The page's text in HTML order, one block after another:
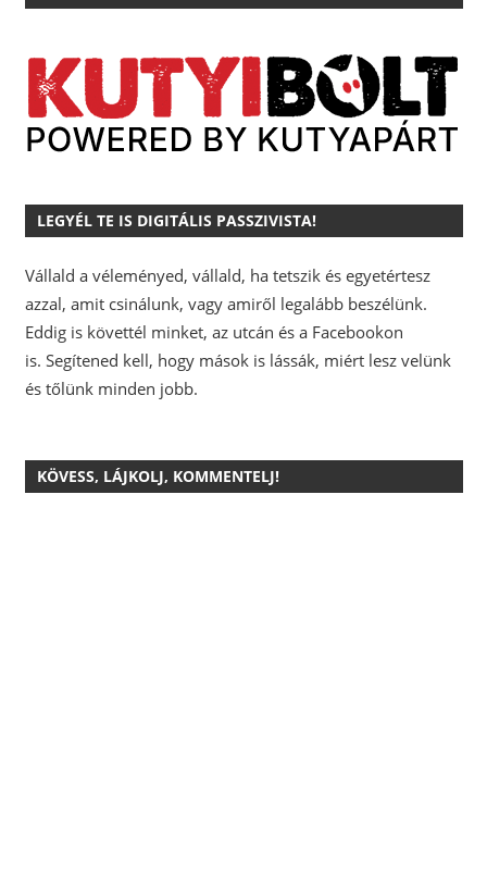
LEGYÉL TE IS DIGITÁLIS PASSZIVISTA!
Vállald a véleményed, vállald, ha tetszik és egyetértesz
azzal, amit csinálunk, vagy amiről legalább beszélünk.
Eddig is követtél minket, az utcán és a Facebookon
is. Segítened kell, hogy mások is lássák, miért lesz velünk
és tőlünk minden jobb.
KÖVESS, LÁJKOLJ, KOMMENTELJ!